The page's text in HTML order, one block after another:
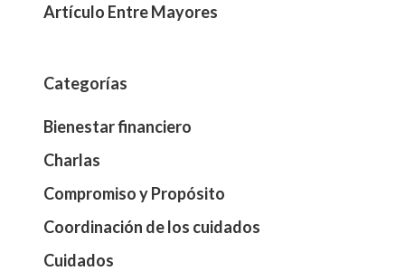
Artículo Entre Mayores
Categorías
Bienestar financiero
Charlas
Compromiso y Propósito
Coordinación de los cuidados
Cuidados